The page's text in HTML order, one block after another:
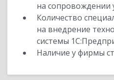
на сопровождении
Количество
на внедрение
системы
Наличие у фирмы